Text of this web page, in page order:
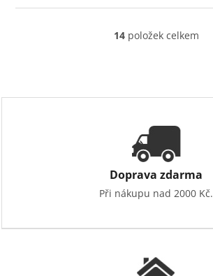
O
d
r
v
y
ý
s
14položek celkem
Doprava zdarma
Při nákupu nad 2000 Kč.